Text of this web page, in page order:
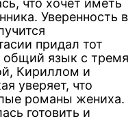
что хочет иметь
Уверенность в
придал тот
общий язык с тремя
Кириллом и
уверяет, что
романы жениха.
готовить и